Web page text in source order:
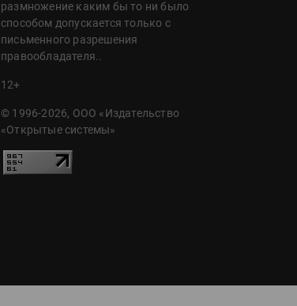
размножение каким бы то ни было
способом допускается только с
письменного разрешения
правообладателя..
12+
© 1996-2026, ООО «Издательство
«Открытые системы»